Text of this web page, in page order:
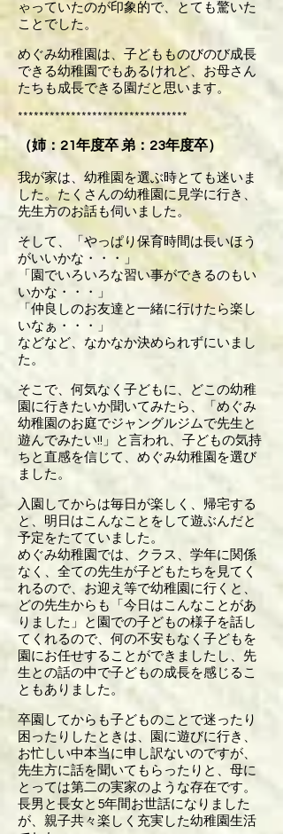
ゃっていたのが印象的で、とても驚いた
ことでした。
めぐみ幼稚園は、子どもものびのび成長
できる幼稚園でもあるけれど、お母さん
たちも成長できる園だと思います。
********************************
（姉：21年度卒 弟：23年度卒）
我が家は、幼稚園を選ぶ時とても迷いま
した。たくさんの幼稚園に見学に行き、
先生方のお話も伺いました。
そして、「やっぱり保育時間は長いほう
がいいかな・・・」
「園でいろいろな習い事ができるのもい
いかな・・・」
「仲良しのお友達と一緒に行けたら楽し
いなぁ・・・」
などなど、なかなか決められずにいまし
た。
そこで、何気なく子どもに、どこの幼稚
園に行きたいか聞いてみたら、「めぐみ
幼稚園のお庭でジャングルジムで先生と
遊んでみたい!!」と言われ、子どもの気持
ちと直感を信じて、めぐみ幼稚園を選び
ました。
入園してからは毎日が楽しく、帰宅する
と、明日はこんなことをして遊ぶんだと
予定をたてていました。
めぐみ幼稚園では、クラス、学年に関係
なく、全ての先生が子どもたちを見てく
れるので、お迎え等で幼稚園に行くと、
どの先生からも「今日はこんなことがあ
りました」と園での子どもの様子を話し
てくれるので、何の不安もなく子どもを
園にお任せすることができましたし、先
生との話の中で子どもの成長を感じるこ
ともありました。
卒園してからも子どものことで迷ったり
困ったりしたときは、園に遊びに行き、
お忙しい中本当に申し訳ないのですが、
先生方に話を聞いてもらったりと、母に
とっては第二の実家のような存在です。
長男と長女と5年間お世話になりました
が、親子共々楽しく充実した幼稚園生活